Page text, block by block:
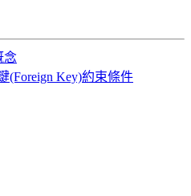
念
(Foreign Key)約束條件